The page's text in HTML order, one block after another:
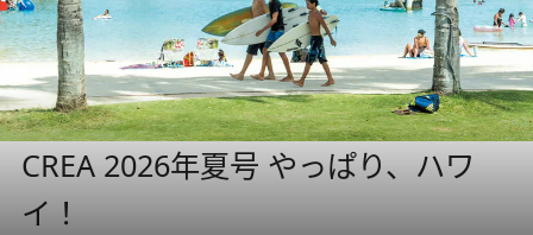
CREA 2026年夏号 やっぱり、ハワ
イ！